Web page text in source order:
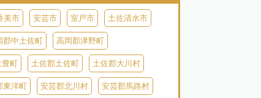
美市 安芸市 室戸市 土佐清水市
郡中土佐町 高岡郡津野町
豊町 土佐郡土佐町 土佐郡大川村
東洋町 安芸郡北川村 安芸郡馬路村